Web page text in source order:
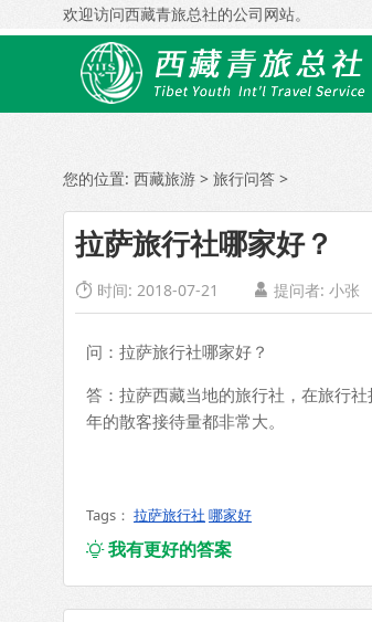
欢迎访问西藏青旅总社的公司网站。
您的位置: 西藏旅游 > 旅行问答 >
拉萨旅行社哪家好？
 时间: 2018-07-21  提问者: 小张
问：拉萨旅行社哪家好？
答：拉萨西藏当地的旅行社，在旅行
年的散客接待量都非常大。
Tags： 拉萨旅行社 哪家好
我有更好的答案